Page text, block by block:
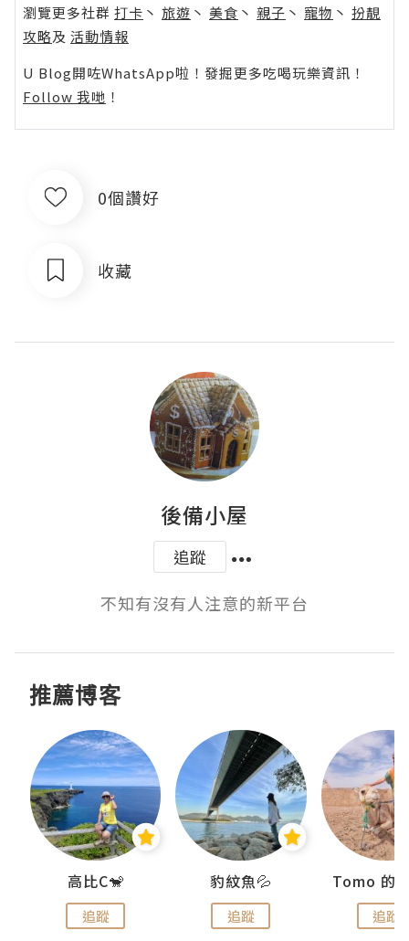
瀏覽更多社群 打卡 丶 旅遊 丶 美食 丶 親子 丶 寵物 丶 扮靚
攻略及 活動情報
U Blog開咗WhatsApp啦！發掘更多吃喝玩樂資訊！
Follow 我哋 ！
0個讚好
收藏
後備小屋
追蹤
不知有沒有人注意的新平台
推薦博客
高比C🐒
追蹤
豹紋魚💦
追蹤 追蹤